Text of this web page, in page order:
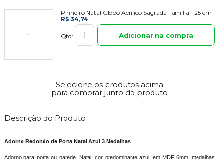
Pinheiro Natal Globo Acrílico Sagrada Família - 25 cm
R$ 34,74
Qtd: Adicionar na compra
Selecione os produtos acima
para comprar junto do produto
Descrição do Produto
Adorno Redondo de Porta Natal Azul 3 Medalhas
Adorno para porta ou parede, Natal, cor predominante azul, em MDF 6mm, medalhas